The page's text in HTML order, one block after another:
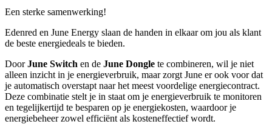
Een sterke samenwerking!
Edenred en June Energy slaan de handen in elkaar om jou als klant
de beste energiedeals te bieden.
DoorJune Switch en de June Dongle te combineren, wil je niet
alleen inzicht in je energieverbruik, maar zorgt June er ook voor dat
je automatisch overstapt naar het meest voordelige energiecontract.
Deze combinatie stelt je in staat om je energieverbruik te monitoren
en tegelijkertijd te besparen op je energiekosten, waardoor je
energiebeheer zowel efficiënt als kosteneffectief wordt.